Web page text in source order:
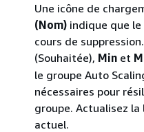
Une icône de
(Nom) indique que
cours de
(Souhaitée), Min et
le groupe Auto
nécessaires pour
groupe. Actualisez
actuel.